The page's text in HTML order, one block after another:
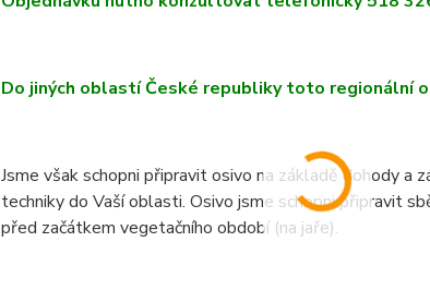
Do jiných oblastí České republiky toto regionální
Jsme však schopni připravit osivo na základě dohody a
techniky do Vaší oblasti. Osivo jsme schopni připravit
před začátkem vegetačního období (na jaře).